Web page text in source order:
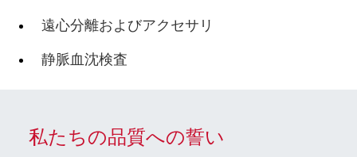
遠心分離およびアクセサリ
静脈血沈検査
私たちの品質への誓い